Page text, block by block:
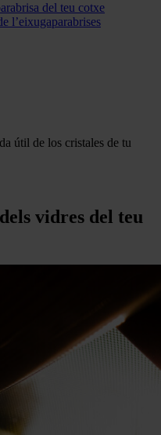
del teu cotxe
l’eixugaparabrises
útil de los cristales de tu
vidres del teu